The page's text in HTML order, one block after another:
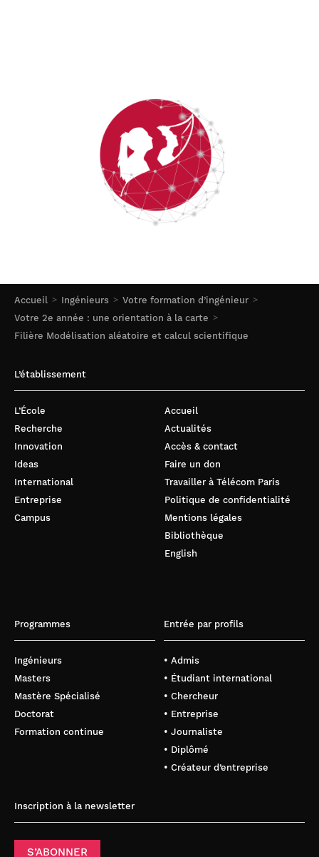
Accueil Ingénieurs
Votre formation d’ingénieur
Votre 2e année : une orientation à la carte
Filière Modélisation aléatoire et calcul scientifique
L’établissement
L’École
Recherche
Innovation
Ideas
International
Entreprise
Campus
Accueil
Actualités
Accès & contact
Faire un don
Travailler à Télécom Paris
Politique de confidentialité
Mentions légales
Bibliothèque
English
Programmes
Ingénieurs
Masters
Mastère Spécialisé
Doctorat
Formation continue
Entrée par profils
• Admis
• Étudiant international
• Chercheur
• Entreprise
• Journaliste
• Diplômé
• Créateur d’entreprise
Inscription à la newsletter
S’ABONNER